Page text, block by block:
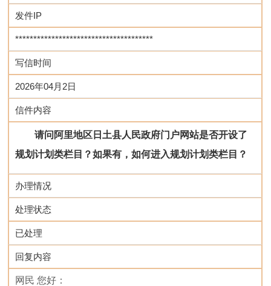
发件IP
**************************************
写信时间
2026年04月2日
信件内容
请问阿里地区日土县人民政府门户网站是否开设了
规划计划类栏目？如果有，如何进入规划计划类栏目？
办理情况
处理状态
已处理
回复内容
网民 您好：